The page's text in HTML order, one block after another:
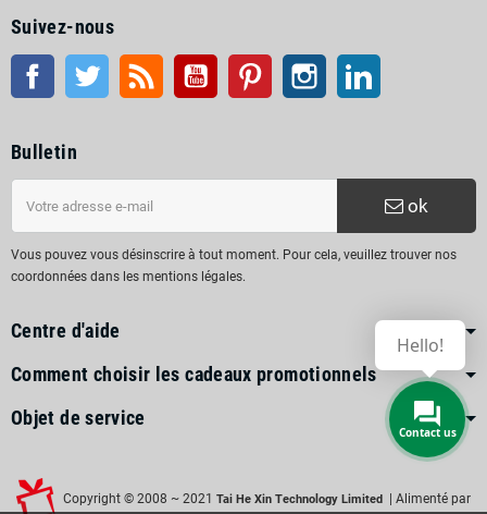
Suivez-nous
Facebook Twitter RSS Youtube Pinterest Instagram
Bulletin
ok
Vous pouvez vous désinscrire à tout moment. Pour cela, veuillez trouver nos
coordonnées dans les mentions légales.
Centre d'aide
Comment choisir les cadeaux promotionnels
Objet de service
Copyright © 2008 ~ 2021 Tai He Xin Technology Limited | Alimenté par
Contact us
Hello!